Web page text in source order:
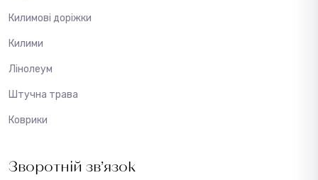
Килимові доріжки
Килими
Лінолеум
Штучна трава
Коврики
Зворотній зв’язок